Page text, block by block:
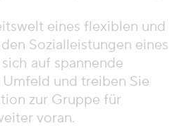
eines flexiblen und
Sozialleistungen eines
auf spannende
und treiben Sie
zur Gruppe für
voran.